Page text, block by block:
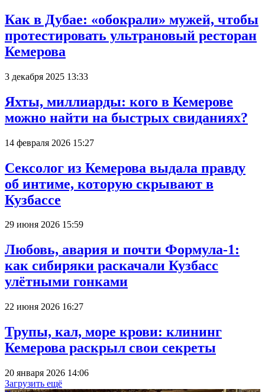
Как в Дубае: «обокрали» мужей, чтобы
протестировать ультрановый ресторан
Кемерова
3 декабря 2025 13:33
Яхты, миллиарды: кого в Кемерове
можно найти на быстрых свиданиях?
14 февраля 2026 15:27
Сексолог из Кемерова выдала правду
об интиме, которую скрывают в
Кузбассе
29 июня 2026 15:59
Любовь, авария и почти Формула-1:
как сибиряки раскачали Кузбасс
улётными гонками
22 июня 2026 16:27
Трупы, кал, море крови: клининг
Кемерова раскрыл свои секреты
20 января 2026 14:06
Загрузить ещё